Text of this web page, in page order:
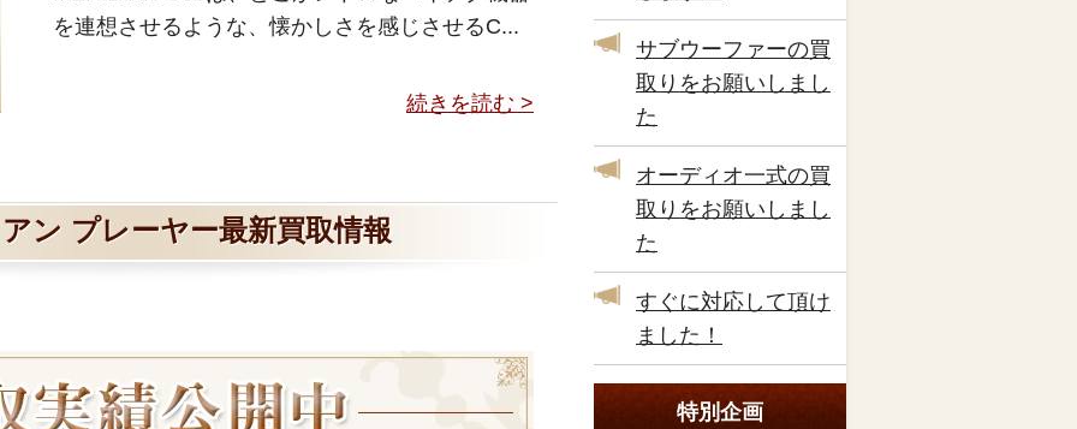
を連想させるような、懐かしさを感じさせるC...
続きを読む >
ン プレーヤー最新買取情報
サブウーファーの買
取りをお願いしまし
た
オーディオ一式の買
取りをお願いしまし
た
すぐに対応して頂け
ました！
特別企画